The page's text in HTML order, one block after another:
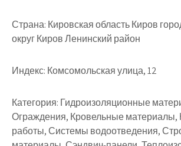
Страна: Кировская область Киров
округ Киров Ленинский район
Индекс: Комсомольская улица, 12
Категория: Гидроизоляционные
Ограждения, Кровельные материалы,
работы, Системы водоотведения,